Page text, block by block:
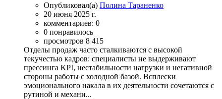
Опубликовал(а) Полина Тараненко
20 июня 2025 г.
комментариев: 0
0 понравилось
просмотров 8 415
Отделы продаж часто сталкиваются с высокой
текучестью кадров: специалисты не выдерживают
прессинга KPI, нестабильности нагрузки и негативной
стороны работы с холодной базой. Всплески
эмоционального накала в их деятельности сочетаются с
рутиной и механи...